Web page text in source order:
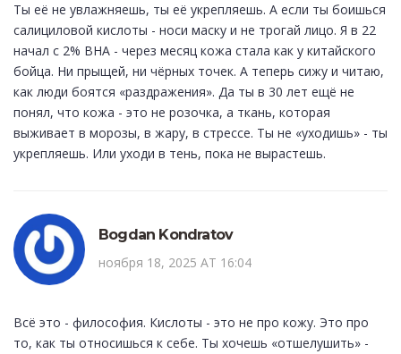
Ты её не увлажняешь, ты её укрепляешь. А если ты боишься
салициловой кислоты - носи маску и не трогай лицо. Я в 22
начал с 2% BHA - через месяц кожа стала как у китайского
бойца. Ни прыщей, ни чёрных точек. А теперь сижу и читаю,
как люди боятся «раздражения». Да ты в 30 лет ещё не
понял, что кожа - это не розочка, а ткань, которая
выживает в морозы, в жару, в стрессе. Ты не «уходишь» - ты
укрепляешь. Или уходи в тень, пока не вырастешь.
Bogdan Kondratov
ноября 18, 2025 AT 16:04
Всё это - философия. Кислоты - это не про кожу. Это про
то, как ты относишься к себе. Ты хочешь «отшелушить» -